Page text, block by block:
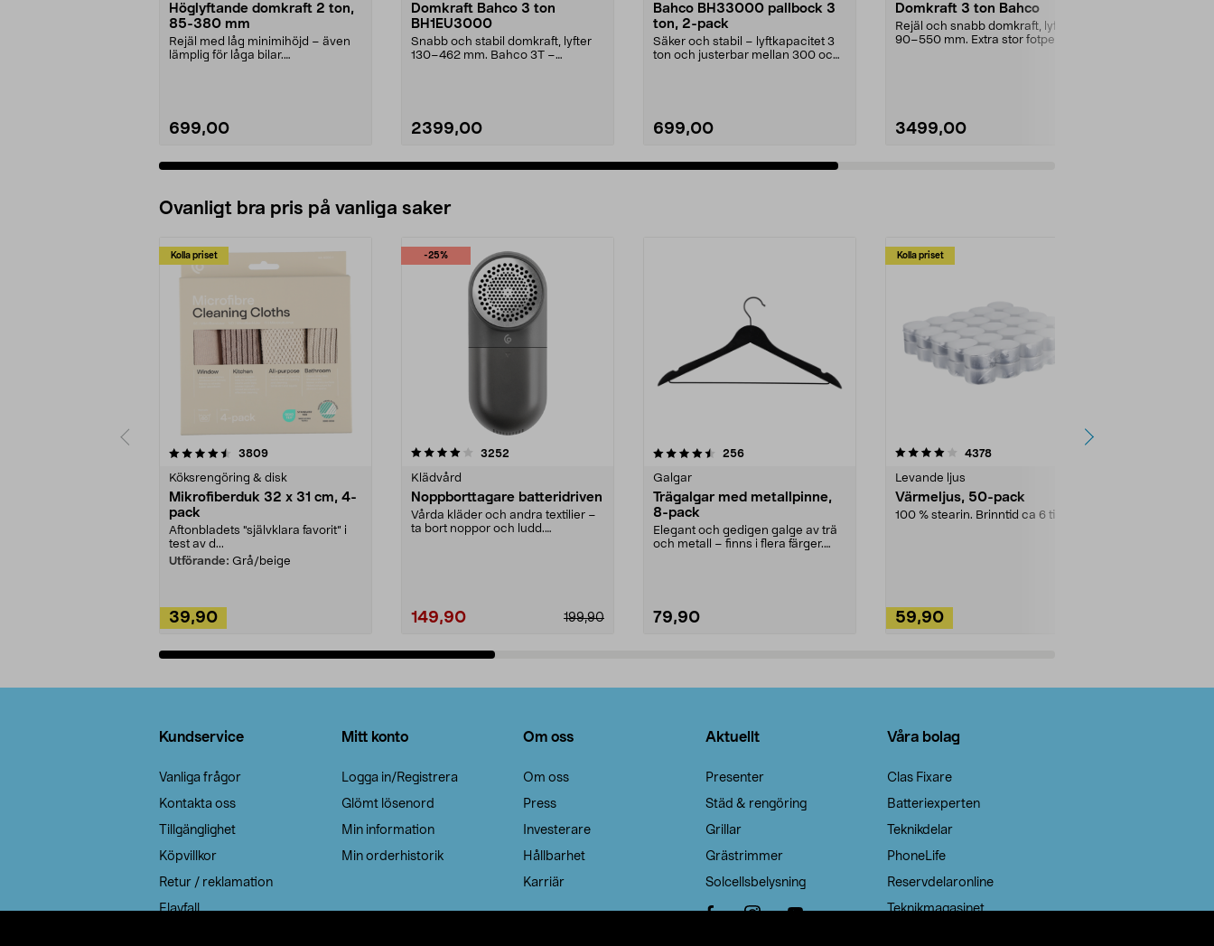
Höglyftande domkraft 2 ton,
85-380 mm
Rejäl med låg minimihöjd – även
lämplig för låga bilar.
699,00
Domkraft Bahco 3 ton
BH1EU3000
Snabb och stabil domkraft, lyfter
130–462 mm. Bahco 3T –
2399,00
Bahco BH33000 pallbock 3
ton, 2-pack
Säker och stabil – lyftkapacitet 3
ton och justerbar mellan 300 och
699,00
Domkraft 3 ton Bahco
Rejäl och snabb domkraft, lyfter
90–550 mm. Extra stor fotpedal
3499,00
Ovanligt bra pris på vanliga saker
Kolla priset
3809recensioner
Köksrengöring & disk
Mikrofiberduk 32 x 31 cm, 4-
pack
Aftonbladets "självklara favorit” i
test av d...
Utförande: Grå/beige
39,90
-25%
4.0av 5 stjärnor 3252
Klädvård
Noppborttagare batteridriven
Vårda kläder och andra textilier –
ta bort noppor och ludd.
199,90
149,90
4.5av 5 stjärnor 256recensioner
Galgar
Trägalgar med metallpinne,
8-pack
Elegant och gedigen galge av trä
och metall – finns i flera färger.
79,90
Kolla priset
4.0av 5 stjärnor 4378recensioner
Levande ljus
Värmeljus, 50-pack
100 % stearin. Brinntid ca 6 tim.
59,90
4.5av 5 stjärnor
Kundservice
Vanliga frågor
Kontakta oss
Tillgänglighet
Köpvillkor
Retur / reklamation
Elavfall
Mitt konto
Logga in/Registrera
Glömt lösenord
Min information
Min orderhistorik
Om oss
Om oss
Press
Investerare
Hållbarhet
Karriär
Aktuellt
Presenter
Städ & rengöring
Grillar
Grästrimmer
Solcellsbelysning
Våra bolag
Clas Fixare
Batteriexperten
Teknikdelar
PhoneLife
Reservdelaronline
Teknikmagasinet